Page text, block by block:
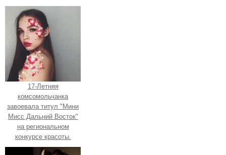
17-Летняя
комсомольчанка
завоевала титул "Мини
Мисс Дальний Восток"
на региональном
конкурсе красоты.